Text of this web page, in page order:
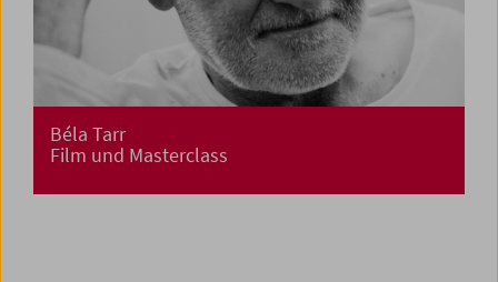
Béla Tarr
Film und Masterclass